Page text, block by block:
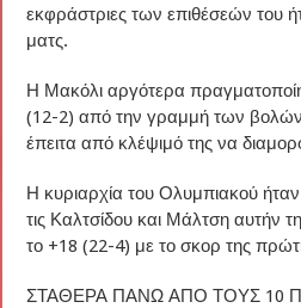
εκφράστριες των επιθέσεών του
ματς.
Η Μακόλι αργότερα
(12-2) από την γραμμή των βολών
έπειτα από κλέψιμό της να
Η κυριαρχία του Ολυμπιακού
τις Καλτσίδου και Μάλτση αυτήν
το +18 (22-4) με το σκορ της
ΣΤΑΘΕΡΑ ΠΑΝΩ ΑΠΟ ΤΟΥΣ 10